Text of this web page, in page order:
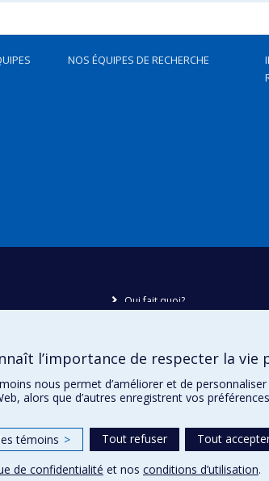
NOS ÉQUIPES DE RECHERCHE
Qui fait quoi?
Plan du site
Accessibilité
d’utilisation Paramètres des témoins
l’importance de respecter la vie
nous permet d’améliorer et de
alors que d’autres enregistrent vos
témoins > Tout refuser
Tout
de confidentialité et nos conditions d’utilisation.